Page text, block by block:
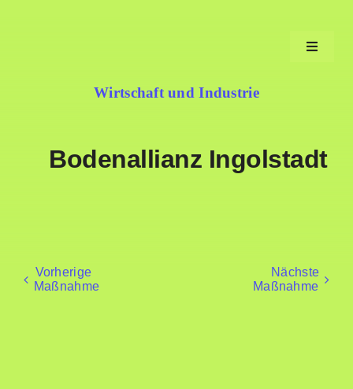
Toggle
Fortschritt
Wirtschaft und Industrie
Bodenallianz Ingolstadt